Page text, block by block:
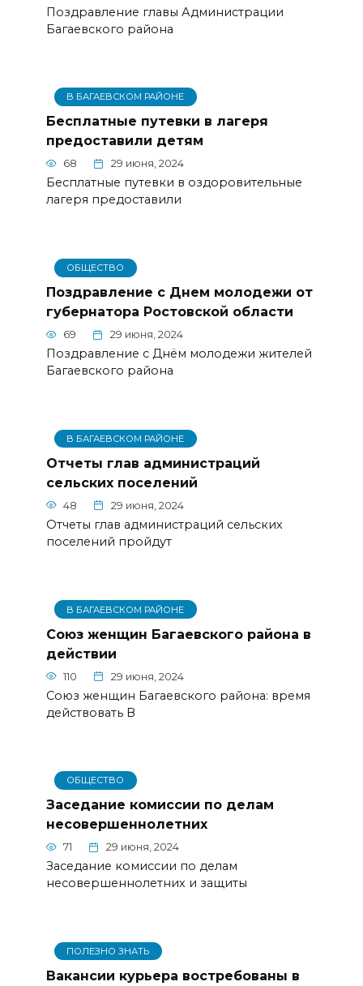
Поздравление главы Администрации
Багаевского района
В БАГАЕВСКОМ РАЙОНЕ
Бесплатные путевки в лагеря
предоставили детям
68 29 июня, 2024
Бесплатные путевки в оздоровительные
лагеря предоставили
ОБЩЕСТВО
Поздравление с Днем молодежи от
губернатора Ростовской области
69 29 июня, 2024
Поздравление с Днём молодежи жителей
Багаевского района
В БАГАЕВСКОМ РАЙОНЕ
Отчеты глав администраций
сельских поселений
48 29 июня, 2024
Отчеты глав администраций сельских
поселений пройдут
В БАГАЕВСКОМ РАЙОНЕ
Союз женщин Багаевского района в
действии
110 29 июня, 2024
Союз женщин Багаевского района: время
действовать В
ОБЩЕСТВО
Заседание комиссии по делам
несовершеннолетних
71 29 июня, 2024
Заседание комиссии по делам
несовершеннолетних и защиты
ПОЛЕЗНО ЗНАТЬ
Вакансии курьера востребованы в